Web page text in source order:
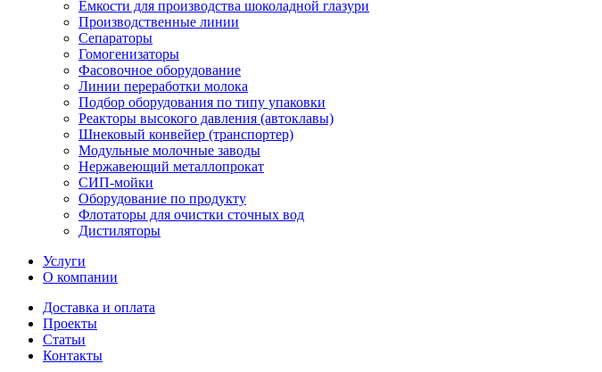
Емкости для производства шоколадной глазури
Производственные линии
Сепараторы
Гомогенизаторы
Фасовочное оборудование
Линии переработки молока
Подбор оборудования по типу упаковки
Реакторы высокого давления (автоклавы)
Шнековый конвейер (транспортер)
Модульные молочные заводы
Нержавеющий металлопрокат
СИП-мойки
Оборудование по продукту
Флотаторы для очистки сточных вод
Дистиляторы
Услуги
О компании
Доставка и оплата
Проекты
Статьи
Контакты